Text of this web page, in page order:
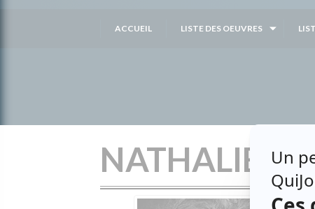
ACCUEIL LISTE DES OEUVRES
NATHALIE